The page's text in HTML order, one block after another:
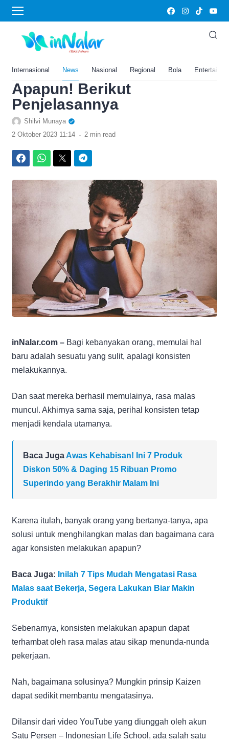
Internasional News Nasional Regional Bola
Home›Gaya Hidup
Lawan Rasa Malas dengan
Prinsip Kaizen, Dijamin
Bakal Konsisten Melakukan
Apapun! Berikut
Penjelasannya
Shilvi Munaya
2 Oktober 2023 11:14 . 2 min read
inNalar.com – Bagi kebanyakan orang, memulai hal
baru adalah sesuatu yang sulit, apalagi konsisten
melakukannya.
Dan saat mereka berhasil memulainya, rasa malas
muncul. Akhirnya sama saja, perihal konsisten tetap
menjadi kendala utamanya.
Baca JugaAwas Kehabisan! Ini 7 Produk
Diskon 50% & Daging 15 Ribuan Promo
Superindo yang Berakhir Malam Ini
Karena itulah, banyak orang yang bertanya-tanya, apa
solusi untuk menghilangkan malas dan bagaimana cara
agar konsisten melakukan apapun?
Baca Juga: Inilah 7 Tips Mudah Mengatasi Rasa
Malas saat Bekerja, Segera Lakukan Biar Makin
Produktif
Sebenarnya, konsisten melakukan apapun dapat
terhambat oleh rasa malas atau sikap menunda-nunda
pekerjaan.
Nah, bagaimana solusinya? Mungkin prinsip Kaizen
dapat sedikit membantu mengatasinya.
Dilansir dari video YouTube yang diunggah oleh akun
Satu Persen – Indonesian Life School, ada salah satu